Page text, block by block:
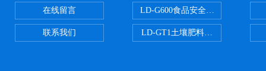
在线留言
联系我们
LD-G600食品安全检测仪
LD-GT1土壤肥料养分检测仪